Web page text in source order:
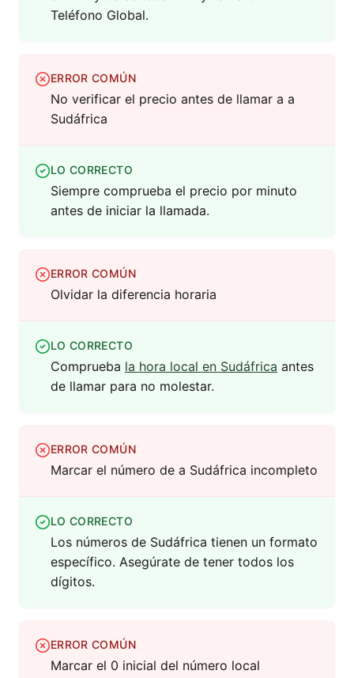
Teléfono Global.
ERROR COMÚN
No verificar el precio antes de llamar a a
Sudáfrica
LO CORRECTO
Siempre comprueba el precio por minuto
antes de iniciar la llamada.
ERROR COMÚN
Olvidar la diferencia horaria
LO CORRECTO
Comprueba la hora local en Sudáfrica antes
de llamar para no molestar.
ERROR COMÚN
Marcar el número de a Sudáfrica incompleto
LO CORRECTO
Los números de Sudáfrica tienen un formato
específico. Asegúrate de tener todos los
dígitos.
ERROR COMÚN
Marcar el 0 inicial del número local